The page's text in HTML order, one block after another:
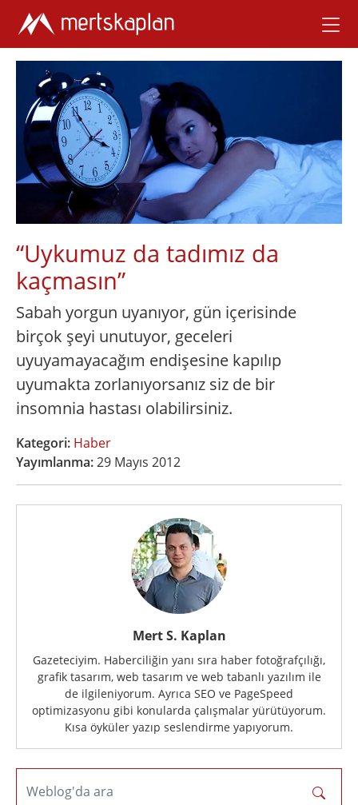
“Uykumuz da tadımız da
kaçmasın”
Sabah yorgun uyanıyor, gün içerisinde
birçok şeyi unutuyor, geceleri
uyuyamayacağım endişesine kapılıp
uyumakta zorlanıyorsanız siz de bir
insomnia hastası olabilirsiniz.
Kategori: Haber
Yayımlanma:29 Mayıs 2012
Mert S. Kaplan
Gazeteciyim. Haberciliğin yanı sıra haber fotoğrafçılığı,
grafik tasarım, web tasarım ve web tabanlı yazılım ile
de ilgileniyorum. Ayrıca SEO ve PageSpeed
optimizasyonu gibi konularda çalışmalar yürütüyorum.
Kısa öyküler yazıp seslendirme yapıyorum.
Weblog'da ara